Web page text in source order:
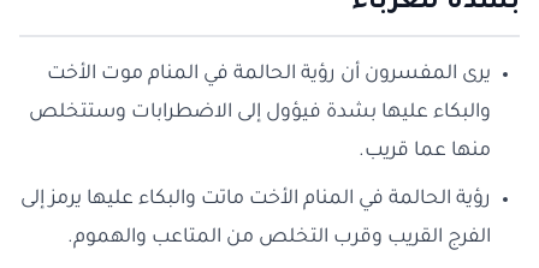
يرى المفسرون أن رؤية الحالمة في المنام موت الأخت
والبكاء عليها بشدة فيؤول إلى الاضطرابات وستتخلص
منها عما قريب.
رؤية الحالمة في المنام الأخت ماتت والبكاء عليها يرمز إلى
الفرج القريب وقرب التخلص من المتاعب والهموم.